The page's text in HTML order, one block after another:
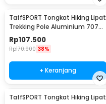
TaffSPORT Tongkat Hiking Lipat
Trekking Pole Aluminium 7075
120cm - 7075
Rp107.500
Rp170.900 38%
+ Keranjang
TaffSPORT Tongkat Hiking Lipat